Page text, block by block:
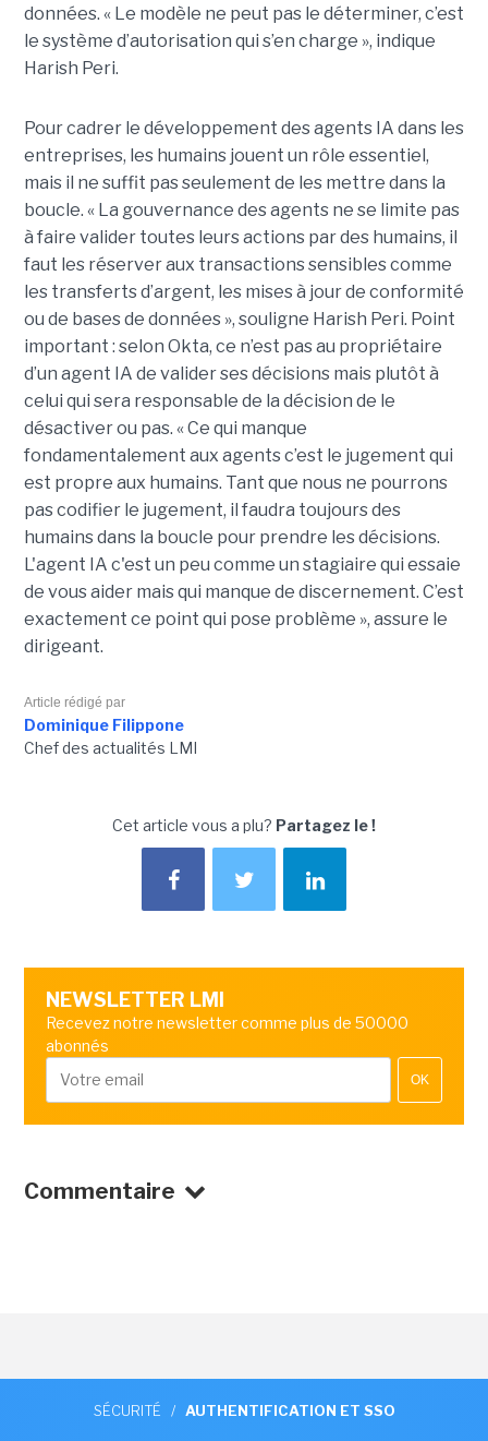
données. « Le modèle ne peut pas le déterminer, c’est
le système d’autorisation qui s’en charge », indique
Harish Peri.
Pour cadrer le développement des agents IA dans les
entreprises, les humains jouent un rôle essentiel,
mais il ne suffit pas seulement de les mettre dans la
boucle. « La gouvernance des agents ne se limite pas
à faire valider toutes leurs actions par des humains, il
faut les réserver aux transactions sensibles comme
les transferts d’argent, les mises à jour de conformité
ou de bases de données », souligne Harish Peri. Point
important : selon Okta, ce n’est pas au propriétaire
d’un agent IA de valider ses décisions mais plutôt à
celui qui sera responsable de la décision de le
désactiver ou pas. « Ce qui manque
fondamentalement aux agents c’est le jugement qui
est propre aux humains. Tant que nous ne pourrons
pas codifier le jugement, il faudra toujours des
humains dans la boucle pour prendre les décisions.
L'agent IA c'est un peu comme un stagiaire qui essaie
de vous aider mais qui manque de discernement. C’est
exactement ce point qui pose problème », assure le
dirigeant.
Article rédigé par
Dominique Filippone
Chef des actualités LMI
Cet article vous a plu? Partagez le !
NEWSLETTER LMI
Recevez notre newsletter comme plus de 50000
abonnés
OK
Commentaire
SÉCURITÉ / AUTHENTIFICATION ET SSO